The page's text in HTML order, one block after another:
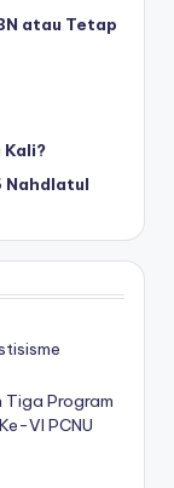
atau Tetap
Kali?
Nahdlatul
Tiga Program
VI PCNU